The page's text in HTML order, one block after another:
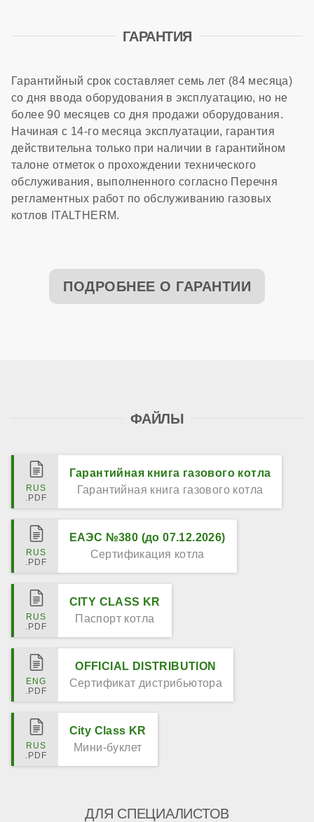
ГАРАНТИЯ
Гарантийный срок составляет семь лет (84 месяца)
со дня ввода оборудования в эксплуатацию, но не
более 90 месяцев со дня продажи оборудования.
Начиная с 14-го месяца эксплуатации, гарантия
действительна только при наличии в гарантийном
талоне отметок о прохождении технического
обслуживания, выполненного согласно Перечня
регламентных работ по обслуживанию газовых
котлов ITALTHERM.
ПОДРОБНЕЕ О ГАРАНТИИ
ФАЙЛЫ
Гарантийная книга газового котла
Гарантийная книга газового котла
ЕАЭС №380 (до 07.12.2026)
Сертификация котла
CITY CLASS KR
Паспорт котла
OFFICIAL DISTRIBUTION
Сертификат дистрибьютора
City Class KR
Мини-буклет
ДЛЯ СПЕЦИАЛИСТОВ